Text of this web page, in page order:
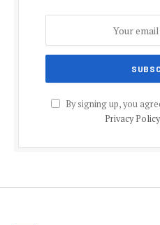
By signing up, you
Privacy Policy